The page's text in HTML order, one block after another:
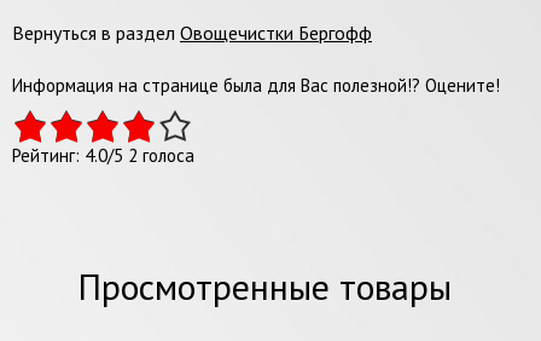
Вернуться в раздел Овощечистки Бергофф
Информация на странице была для Вас полезной!? Оцените!
Рейтинг: 4.0/5 2 голоса
Просмотренные товары